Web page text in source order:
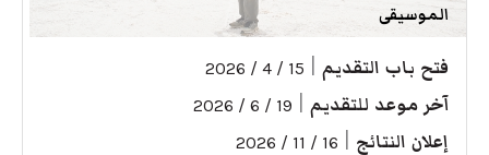
الموسيقى
فتح باب التقديم 15 / 4 / 2026
آخر موعد للتقديم 19 / 6 / 2026
إعلان النتائج 16 / 11 / 2026